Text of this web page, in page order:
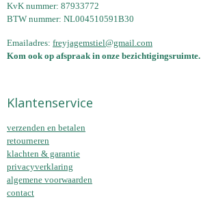
KvK nummer: 87933772
BTW nummer: NL004510591B30
Emailadres: freyjagemstiel@gmail.com
Kom ook op afspraak in onze bezichtigingsruimte.
Klantenservice
verzenden en betalen
retourneren
klachten & garantie
privacyverklaring
algemene voorwaarden
contact